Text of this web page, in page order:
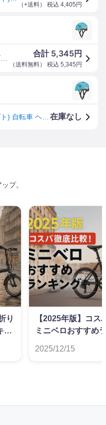
（+送料） 税込 4,405 円
合計 5,345円
（送料無料） 税込 5,345 円
在庫なし
プ。
り
ン
【2025年版】コス
ミニベロおすすめ
2025/12/15